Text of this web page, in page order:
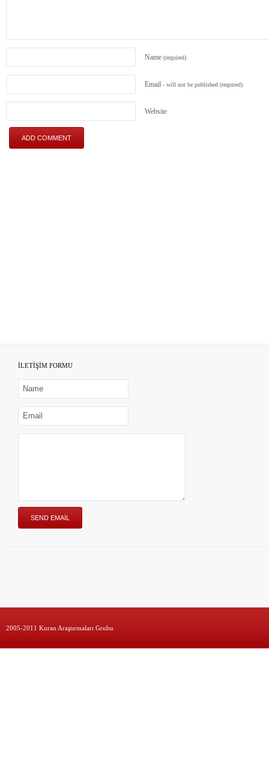
Name (required)
Email - will not be published (required)
Website
İLETİŞİM FORMU
2005-2011 Kuran Araştırmaları Grubu